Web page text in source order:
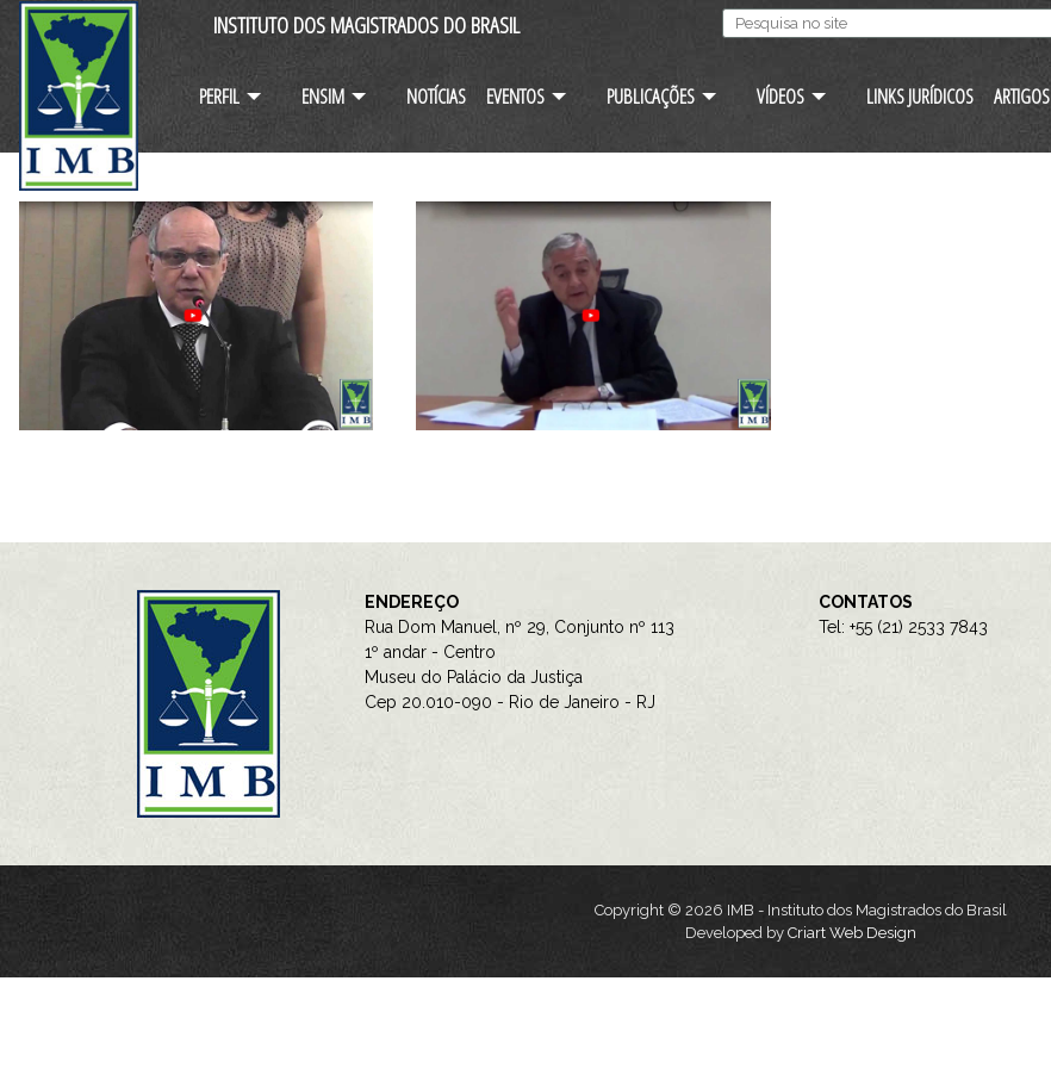
INSTITUTO DOS MAGISTRADOS DO BRASIL
PERFIL ENSIM NOTÍCIAS EVENTOS PUBLICAÇÕES VÍDEOS LINKS JURÍDICOS ARTIGOS
ENDEREÇO
Rua Dom Manuel, nº 29, Conjunto nº 113
1º andar - Centro
Museu do Palácio da Justiça
Cep 20.010-090 - Rio de Janeiro - RJ
CONTATOS
Tel: +55 (21) 2533 7843
Copyright © 2026 IMB - Instituto dos Magistrados do Brasil
Developed by Criart Web Design